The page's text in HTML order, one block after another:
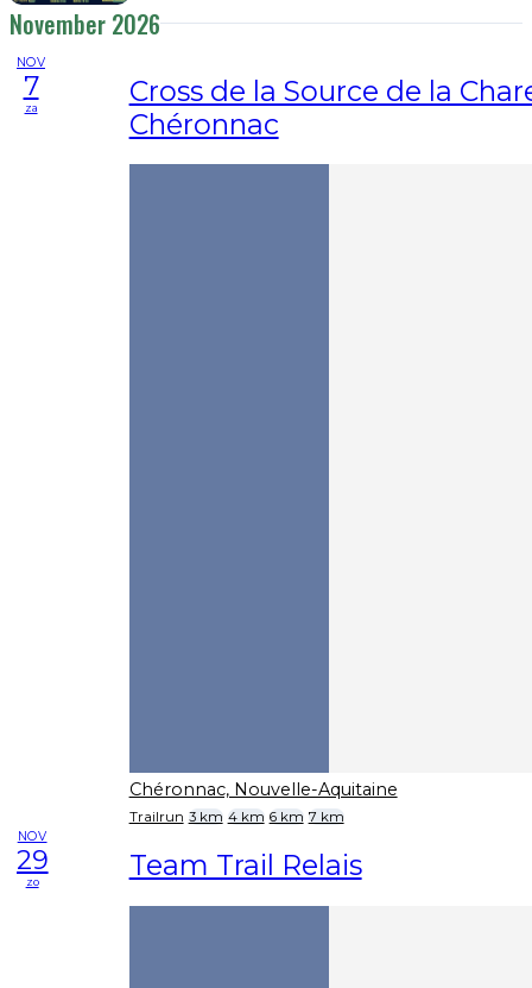
November 2026
NOV
7
za
Cross de la Source de la
Chéronnac
Chéronnac, Nouvelle-Aquitaine
Trailrun 3 km 4 km 6 km 7 km
NOV
29
zo Team Trail Relais